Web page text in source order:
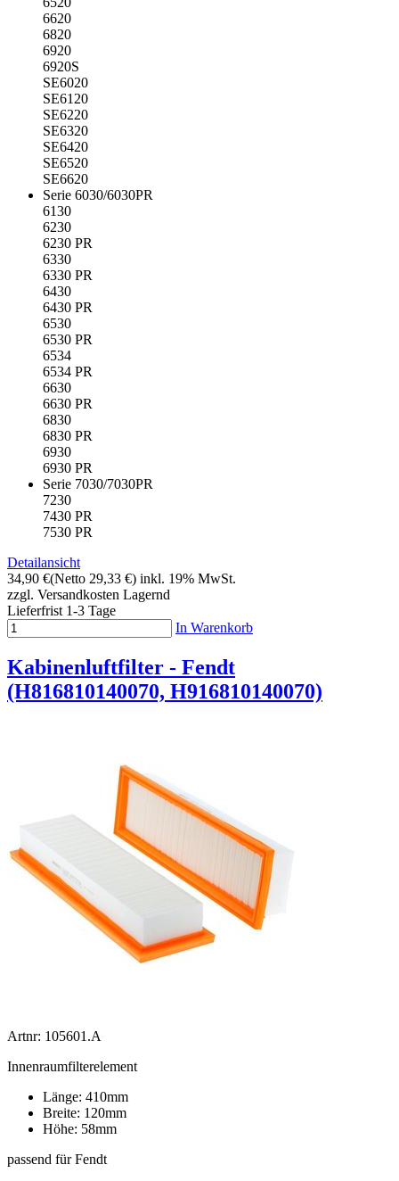
6620
6820
6920
6920S
SE6020
SE6120
SE6220
SE6320
SE6420
SE6520
SE6620
Serie 6030/6030PR
6130
6230
6230 PR
6330
6330 PR
6430
6430 PR
6530
6530 PR
6534
6534 PR
6630
6630 PR
6830
6830 PR
6930
6930 PR
Serie 7030/7030PR
7230
7430 PR
7530 PR
Detailansicht
34,90 €(Netto 29,33 €) inkl. 19% MwSt.
zzgl. Versandkosten Lagernd
Lieferfrist 1-3 Tage
In Warenkorb
Kabinenluftfilter - Fendt
(H816810140070, H916810140070)
Artnr: 105601.A
Innenraumfilterelement
Länge: 410mm
Breite: 120mm
Höhe: 58mm
passend für Fendt